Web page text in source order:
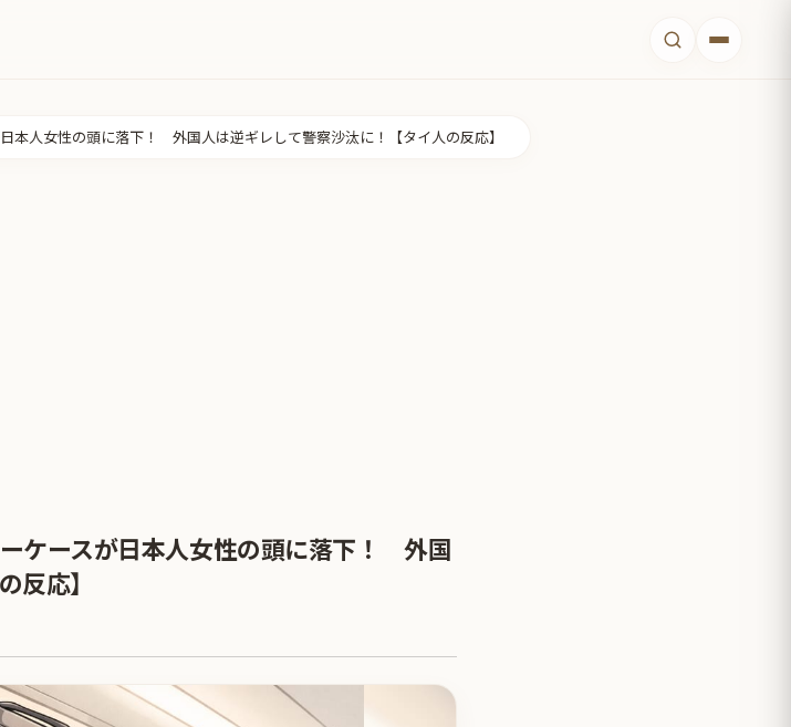
本人女性の頭に落下！ 外国人は逆ギレして警察沙汰に！【タイ人の反応】
ケースが日本人女性の頭に落下！ 外国
反応】